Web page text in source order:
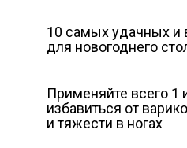
10 самых удачных и
для новогоднего
Применяйте всего 1
избавиться от
и тяжести в ногах